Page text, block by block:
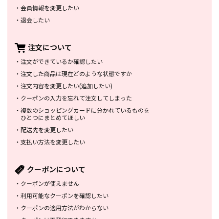
・ 会員情報を変更したい
・ 退会したい
注文について
・ 注文ができているか確認したい
・ 注文した商品は現在どのような状態ですか
・ 注文内容を変更したい(追加したい)
・ クーポンの入力を忘れて注文してしまった
・ 複数のショッピングカードに分かれているものを
ひとつにまとめてほしい
・ 配送先を変更したい
・ 支払い方法を変更したい
クーポンについて
・ クーポンが使えません
・ 利用可能なクーポンを確認したい
・ クーポンの適用方法がわからない